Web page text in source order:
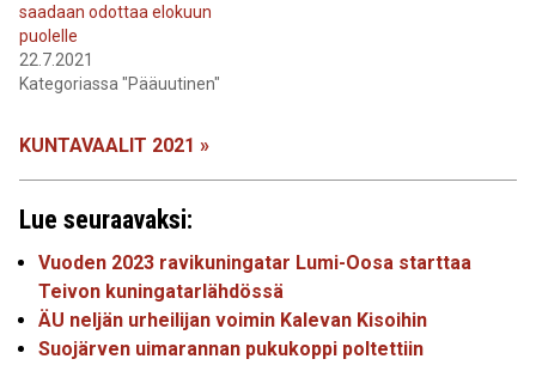
saadaan odottaa elokuun
puolelle
22.7.2021
Kategoriassa "Pääuutinen"
KUNTAVAALIT 2021 »
Lue seuraavaksi:
Vuoden 2023 ravikuningatar Lumi-Oosa starttaa
Teivon kuningatarlähdössä
ÄU neljän urheilijan voimin Kalevan Kisoihin
Suojärven uimarannan pukukoppi poltettiin